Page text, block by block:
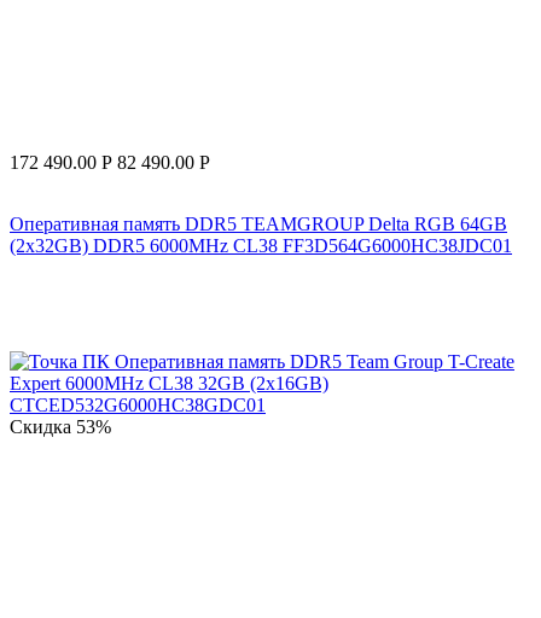
172 490.00 Р 82 490.00 Р
Оперативная память DDR5 TEAMGROUP Delta RGB 64GB
(2x32GB) DDR5 6000MHz CL38 FF3D564G6000HC38JDC01
Скидка 53%